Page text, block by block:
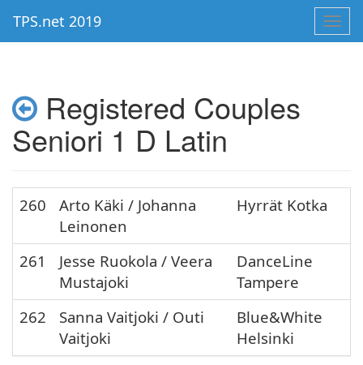
TPS.net 2019
Registered Couples
Seniori 1 D Latin
260
Arto Käki / Johanna
Leinonen
Hyrrät Kotka
261
Jesse Ruokola / Veera
Mustajoki
DanceLine
Tampere
262
Sanna Vaitjoki / Outi
Vaitjoki
Blue&White
Helsinki